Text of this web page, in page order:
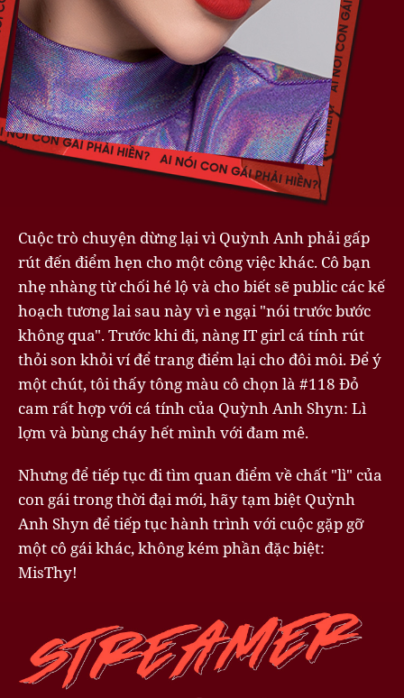
Cuộc trò chuyện dừng lại vì Quỳnh Anh phải gấp
rút đến điểm hẹn cho một công việc khác. Cô bạn
nhẹ nhàng từ chối hé lộ và cho biết sẽ public các kế
hoạch tương lai sau này vì e ngại "nói trước bước
không qua". Trước khi đi, nàng IT girl cá tính rút
thỏi son khỏi ví để trang điểm lại cho đôi môi. Để ý
một chút, tôi thấy tông màu cô chọn là #118 Đỏ
cam rất hợp với cá tính của Quỳnh Anh Shyn: Lì
lợm và bùng cháy hết mình với đam mê.
Nhưng để tiếp tục đi tìm quan điểm về chất "lì" của
con gái trong thời đại mới, hãy tạm biệt Quỳnh
Anh Shyn để tiếp tục hành trình với cuộc gặp gỡ
một cô gái khác, không kém phần đặc biệt:
MisThy!